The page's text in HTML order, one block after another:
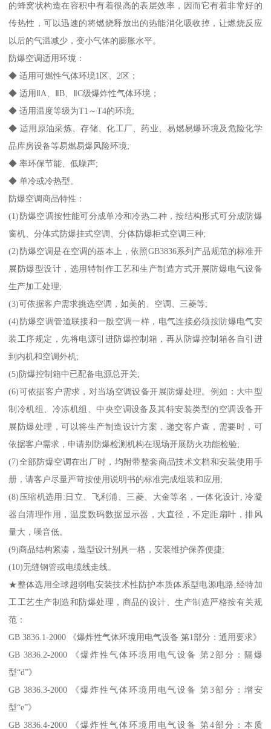
的蜂窝状构造在容积中有着很高的表层效率，因而它有着非常好的
传热性，可以迅速的将燃烧释放出的热能消化吸收掉，让燃烧反应
以后的气温减少，变小气体的膨胀水平。
防爆空调适用环境：
◆ 适用可燃性气体环境1区、2区；
◆ 适用ⅡA、ⅡB、ⅡC级爆炸性气体环境；
◆ 适用温度等级为T1～T4的环境;
◆ 适用原油采炼、存储、化工厂、药业、易燃易爆环境及危险化学
品库房设备等易燃易爆风险环境;
◆ 率环保节能、低噪声;
◆ 单冷或冷热型。
防爆空调商品特性：
(1)防爆空调按性能可分成单冷和冷热二种，按结构形式可分成防爆
窗机、分体式防爆挂式空调、分体防爆柜式空调三种;
(2)防爆空调是在空调的基本上，依照GB3836系列产品规范的标准开
展防爆型设计，选用特制作工艺和生产制造方式开展防爆电气设备
生产加工处理;
(3)可依据客户需求挑选空调，如美的、空调、三菱等;
(4)防爆空调管道联接和一般空调一样，电气连接必须按防爆电气安
装工序规定，先将电源引进防爆控制箱，再从防爆控制箱各自引进
到内机和空调外机;
(5)防爆控制箱中已配备电源总开关;
(6)可依据客户需求，对当场空调设备开展防爆处理。例如：大中型
制冷机组、冷冻机组、中央空调设备及其特安装类型的空调设备开
展防爆处理，可以将生产制造设计方案，递交客户查，需要时，可
依据客户需求，申请别防爆检测机构在现场开展防火功能检验;
(7)全部防爆空调在出厂时，均附带整套商品技术文档和安装使用手
册，请客户尽量严苛按使用说明书的标准完成组装和应用;
(8)压缩机选用:日立、飞利浦、三菱、大金等名，一体化设计, 冷凝
器自清理作用，温度数码数据显示器，大直径，不定距扇叶，排风
量大，噪音低。
(9)商品结构紧凑，造型设计别具一格，安装维护保养便捷;
(10)无缝钢管或电缆线走线。
★整体选用全球超弱电安装技术性防护本质体系型电源电路,经特加
工工艺生产制造和防爆处理，商品的设计、生产制造严格按有关规
范：
GB 3836.1-2000 《爆炸性气体环境用电气设备 第1部分：通用要求》
GB 3836.2-2000 《爆炸性气体环境用电气设备 第2部分：隔爆
型“d”》
GB 3836.3-2000 《爆炸性气体环境用电气设备 第3部分：增安
型“e”》
GB 3836.4-2000 《爆炸性气体环境用电气设备 第4部分：本质